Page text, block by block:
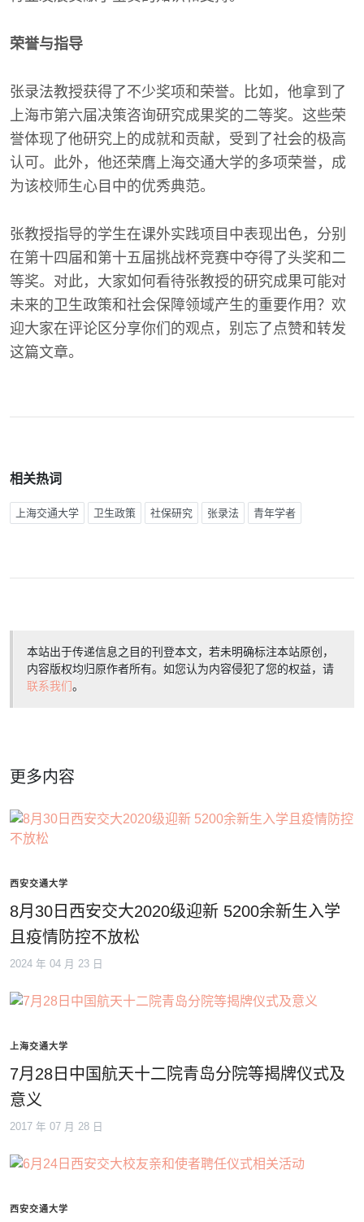
荣誉与指导
张录法教授获得了不少奖项和荣誉。比如，他拿到了
上海市第六届决策咨询研究成果奖的二等奖。这些荣
誉体现了他研究上的成就和贡献，受到了社会的极高
认可。此外，他还荣膺上海交通大学的多项荣誉，成
为该校师生心目中的优秀典范。
张教授指导的学生在课外实践项目中表现出色，分别
在第十四届和第十五届挑战杯竞赛中夺得了头奖和二
等奖。对此，大家如何看待张教授的研究成果可能对
未来的卫生政策和社会保障领域产生的重要作用？欢
迎大家在评论区分享你们的观点，别忘了点赞和转发
这篇文章。
相关热词
上海交通大学 卫生政策 社保研究 张录法 青年学者
本站出于传递信息之目的刊登本文，若未明确标注本站原创，
内容版权均归原作者所有。如您认为内容侵犯了您的权益，请
联系我们。
更多内容
西安交通大学
8月30日西安交大2020级迎新 5200余新生入学
且疫情防控不放松
2024 年 04 月 23 日
上海交通大学
7月28日中国航天十二院青岛分院等揭牌仪式及
意义
2017 年 07 月 28 日
西安交通大学